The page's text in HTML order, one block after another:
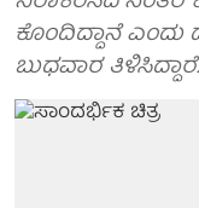
ಕೊಂದಿದ್ದಾನೆ
ಬುಧವಾರ ತಿಳಿಸಿದ್ದಾರೆ.